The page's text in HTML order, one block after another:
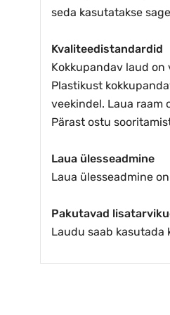
seda kasutatakse
Kvaliteedistandardid
Kokkupandav laud
Plastikust
veekindel. Laua raam
Pärast ostu
Laua ülesseadmine
Laua ülesseadmine
Pakutavad
Laudu saab kasutada